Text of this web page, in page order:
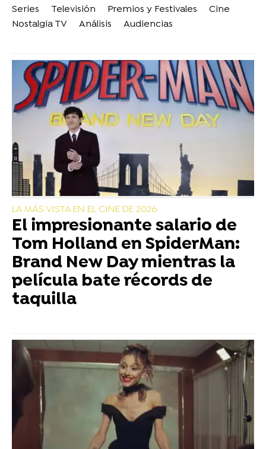
Series Televisión Premios y Festivales
Cine
Nostalgia TV
Análisis Audiencias
LA MÁS VISTA EN EL CINE DE 2026
El impresionante salario de
Tom Holland en SpiderMan:
Brand New Day mientras la
película bate récords de
taquilla